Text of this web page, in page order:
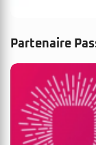
Partenaire